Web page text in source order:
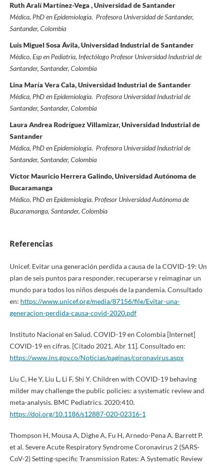
Ruth Aralí Martínez-Vega , Universidad de Santander
Médica, PhD en Epidemiologia. Profesora Universidad de Santander,
Santander, Colombia
Luis Miguel Sosa Ávila, Universidad Industrial de Santander
Médico, Esp en Pediatria, Infectólogo Profesor Universidad Industrial de
Santander, Santander, Colombia
Lina María Vera Cala, Universidad Industrial de Santander
Médica, PhD en Epidemiologia. Profesora Universidad Industrial de
Santander, Santander, Colombia
Laura Andrea Rodríguez Villamizar, Universidad Industrial de
Santander
Médica, PhD en Epidemiologia. Profesora Universidad Industrial de
Santander, Santander, Colombia
Víctor Mauricio Herrera Galindo, Universidad Autónoma de
Bucaramanga
Médico, PhD en Epidemiologia. Profesor Universidad Autónoma de
Bucaramanga, Santander, Colombia
Referencias
Unicef. Evitar una generación perdida a causa de la COVID-19: Un
plan de seis puntos para responder, recuperarse y reimaginar un
mundo para todos los niños después de la pandemia. Consultado
en: https://www.unicef.org/media/87156/file/Evitar-una-
generacion-perdida-causa-covid-2020.pdf
Instituto Nacional en Salud. COVID-19 en Colombia [Internet]
COVID-19 en cifras. [Citado 2021, Abr 11]. Consultado en:
https://www.ins.gov.co/Noticias/paginas/coronavirus.aspx
Liu C, He Y, Liu L, Li F, Shi Y. Children with COVID-19 behaving
milder may challenge the public policies: a systematic review and
meta-analysis. BMC Pediatrics. 2020:410.
https://doi.org/10.1186/s12887-020-02316-1
Thompson H, Mousa A, Dighe A, Fu H, Arnedo-Pena A. Barrett P.
et al. Severe Acute Respiratory Syndrome Coronavirus 2 (SARS-
CoV-2) Setting-specific Transmission Rates: A Systematic Review